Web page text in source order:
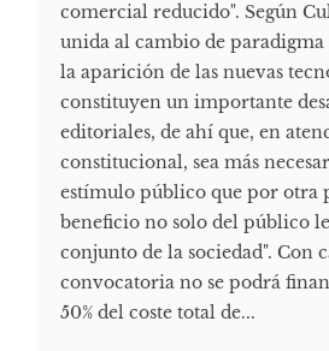
comercial reducido". Según
unida al cambio de paradigma
la aparición de las nuevas
constituyen un importante
editoriales, de ahí que, en
constitucional, sea más
estímulo público que por otra
beneficio no solo del público
conjunto de la sociedad". Con
convocatoria no se podrá
50% del coste total de...